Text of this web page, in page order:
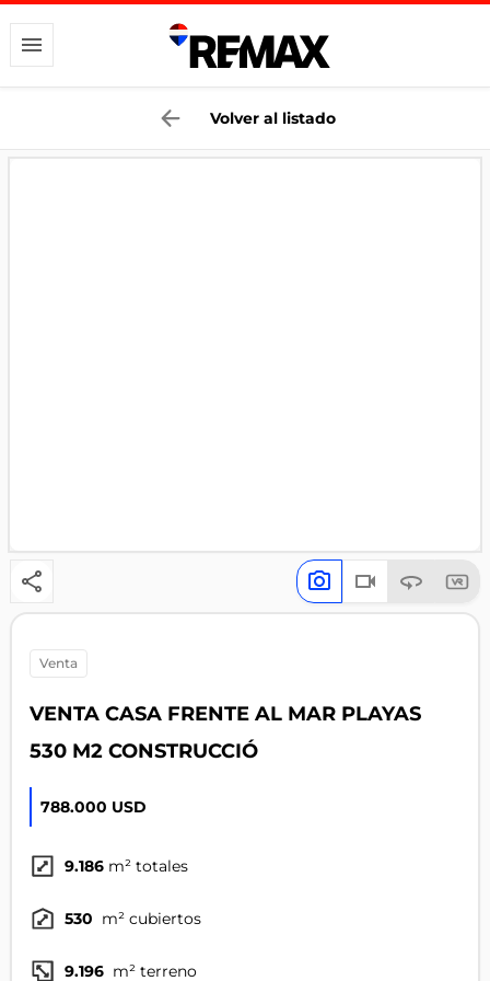
Volver al listado
venta
VENTA CASA FRENTE AL MAR PLAYAS
530 M2 CONSTRUCCIÓ
788.000 USD
9.186 m² totales
530 m² cubiertos
9.196 m² terreno